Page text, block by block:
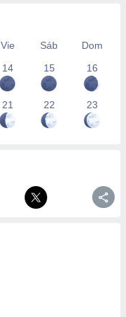
Vie Sáb
Dom
14 15 16
21 22 23